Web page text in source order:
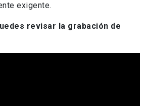
exigente.
revisar la grabación de